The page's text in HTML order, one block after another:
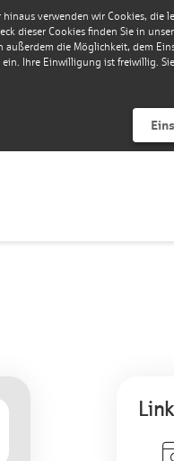
verwenden wir Cookies, die
dieser Cookies finden Sie in
die Möglichkeit, dem
Ihre Einwilligung ist freiwillig.